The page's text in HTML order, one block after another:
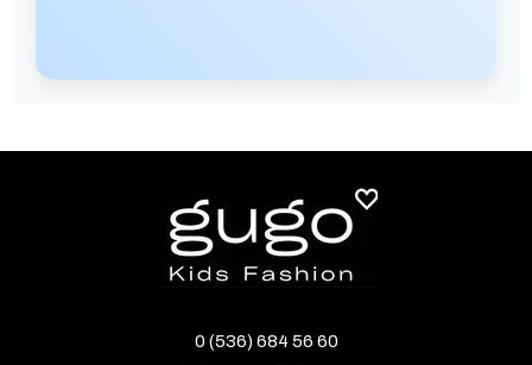
0 (536) 684 56 60